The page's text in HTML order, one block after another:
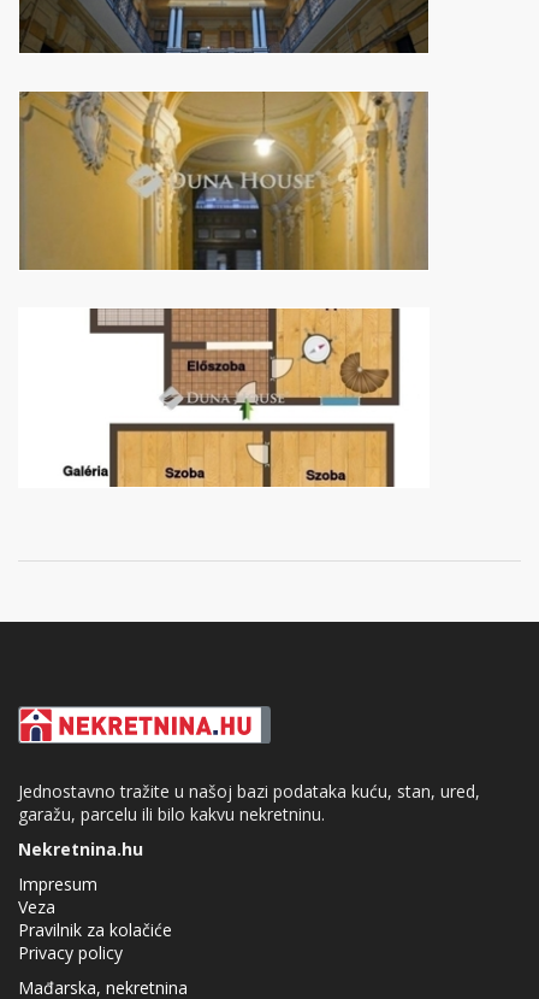
Jednostavno tražite u našoj bazi podataka kuću, stan, ured,
garažu, parcelu ili bilo kakvu nekretninu.
Nekretnina.hu
Impresum
Veza
Pravilnik za kolačiće
Privacy policy
Mađarska, nekretnina